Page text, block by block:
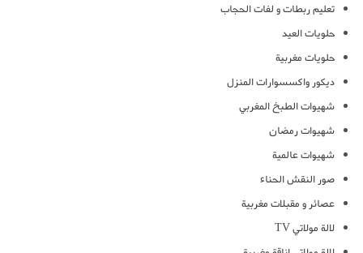
تعليم ربطات و لفات الحجاب
حلويات العيد
حلويات مغربية
ديكور واكسسوارات المنزل
شهيوات الطبخ المغربي
شهيوات رمضان
شهيوات عالمية
صور النقش الحناء
عصائر و مقبلات مغربية
لالة مولاتي TV